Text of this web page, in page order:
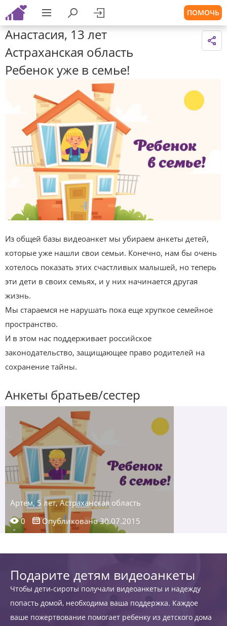
ПОМОЧЬ
Анастасия, 13 лет
Астраханская область
Ребенок уже в семье!
Из общей базы видеоанкет мы убираем анкеты детей,
которые уже нашли свои семьи. Конечно, нам бы очень
хотелось показать этих счастливых малышей, но теперь
эти дети в своих семьях, и у них начинается другая
жизнь.
Мы стараемся не нарушать пока еще хрупкое семейное
пространство.
И в этом нас поддерживает российское
законодательство, защищающее право родителей на
сохранение тайны.
Анкеты братьев/сестер
Артем, 5 лет, Астраханская область
0
Опубликовано 30.07.2015
Подарите детям видеоанкеты
Чтобы дети-сироты получали видеоанкеты и надежду
попасть домой, необходима ваша поддержка. Каждое
ваше пожертвование помогает ребенку из детского дома